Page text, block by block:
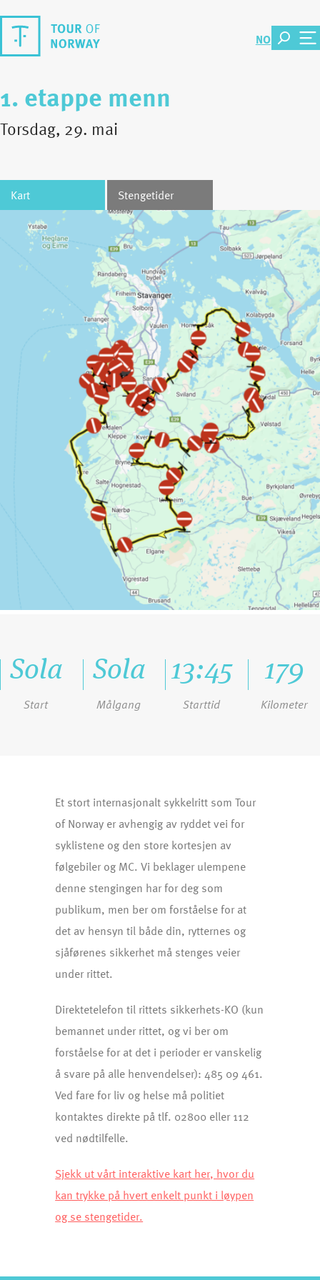
NO
1. etappe menn
Torsdag, 29. mai
Kart Stengetider
Sola
Start
Sola
Målgang
13:45
Starttid
179
Kilometer
Et stort internasjonalt sykkelritt som Tour
of Norway er avhengig av ryddet vei for
syklistene og den store kortesjen av
følgebiler og MC. Vi beklager ulempene
denne stengingen har for deg som
publikum, men ber om forståelse for at
det av hensyn til både din, rytternes og
sjåførenes sikkerhet må stenges veier
under rittet.
Direktetelefon til rittets sikkerhets-KO (kun
bemannet under rittet, og vi ber om
forståelse for at det i perioder er vanskelig
å svare på alle henvendelser): 485 09 461.
Ved fare for liv og helse må politiet
kontaktes direkte på tlf. 02800 eller 112
ved nødtilfelle.
Sjekk ut vårt interaktive kart her, hvor du
kan trykke på hvert enkelt punkt i løypen
og se stengetider.